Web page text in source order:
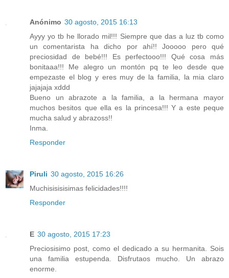
Anónimo 30 agosto, 2015 16:13
Ayyy yo tb he llorado mil!!! Siempre que das a luz tb como
un comentarista ha dicho por ahí!! Jooooo pero qué
preciosidad de bebé!!! Es perfectooo!!! Qué cosa más
bonitaaa!!! Me alegro un montón pq te leo desde que
empezaste el blog y eres muy de la familia, la mia claro
jajajaja xddd
Bueno un abrazote a la familia, a la hermana mayor
muchos besitos que ella es la princesa!!! Y a este peque
mucha salud y abrazoss!!
Inma.
Responder
Piruli 30 agosto, 2015 16:26
Muchisisisisimas felicidades!!!!
Responder
E 30 agosto, 2015 17:23
Preciosisimo post, como el dedicado a su hermanita. Sois
una familia estupenda. Disfrutaos mucho. Un abrazo
enorme.